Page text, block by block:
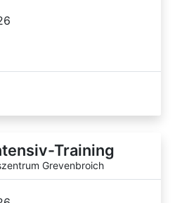
Training
Grevenbroich